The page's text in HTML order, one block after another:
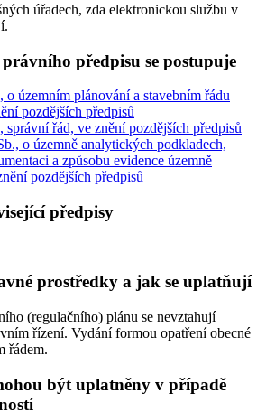
úřadech, zda elektronickou službu v
předpisu se postupuje
o územním plánování a stavebním řádu
pozdějších předpisů
správní řád, ve znění pozdějších předpisů
o územně analytických podkladech,
a způsobu evidence územně
pozdějších předpisů
předpisy
prostředky a jak se uplatňují
(regulačního) plánu se nevztahují
řízení. Vydání formou opatření obecné
řádem.
být uplatněny v případě